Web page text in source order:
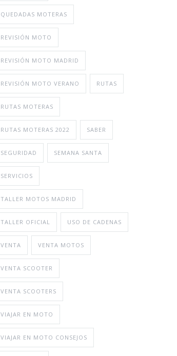
QUEDADAS MOTERAS
REVISIÓN MOTO
REVISIÓN MOTO MADRID
REVISIÓN MOTO VERANO RUTAS
RUTAS MOTERAS
RUTAS MOTERAS 2022 SABER
SEGURIDAD SEMANA SANTA
SERVICIOS
TALLER MOTOS MADRID
TALLER OFICIAL USO DE CADENAS
VENTA VENTA MOTOS
VENTA SCOOTER
VENTA SCOOTERS
VIAJAR EN MOTO
VIAJAR EN MOTO CONSEJOS